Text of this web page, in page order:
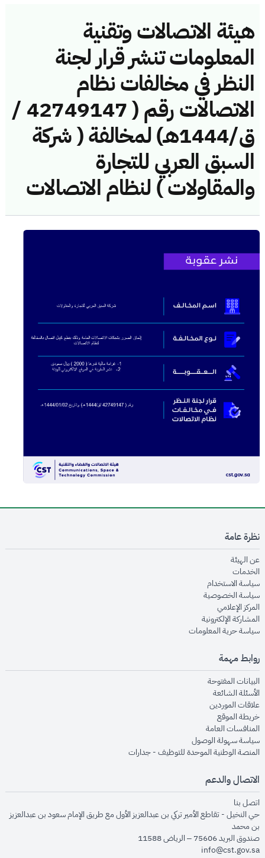
هيئة الاتصالات وتقنية
المعلومات تنشر قرار لجنة
النظر في مخالفات نظام
الاتصالات رقم ( 42749147 /
ق/1444هـ) لمخالفة ( شركة
السبق العربي للتجارة
والمقاولات ) لنظام الاتصالات
نظرة عامة
عن الهيئةopens in new window
الخدماتopens in new window
سياسة الاستخدام
سياسة الخصوصيةopens in new window
المركز الإعلاميopens in new window
المشاركة الإلكترونيةopens in new window
سياسة حرية المعلوماتopens in new window
روابط مهمة
البيانات المفتوحةopens in new window
الأسئلة الشائعةopens in new window
علاقات الموردينopens in new window
خريطة الموقعopens in new window
المنافسات العامةopens in new window
سياسة سهولة الوصولopens in new window
المنصة الوطنية الموحدة للتوظيف - جداراتopens in new window
الاتصال والدعم
اتصل بنا
حي النخيل - تقاطع الأمير تركي بن عبدالعزيز الأول مع طريق الإمام سعود بن عبدالعزيز
بن محمد
صندوق البريد 75606 – الرياض 11588
info@cst.gov.sa